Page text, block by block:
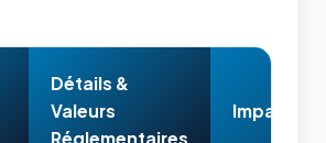
Détails &
Valeurs
Réglementaires
Impact &